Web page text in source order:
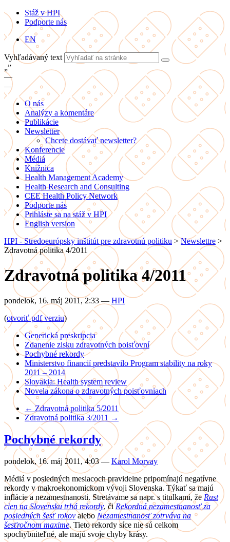
Stáž v HPI
Podporte nás
EN
Vyhľadávaný text
„”
—
—
O nás
Analýzy a komentáre
Publikácie
Newsletter
Chcete dostávať newsletter?
Konferencie
Médiá
Knižnica
Health Management Academy
Health Research and Consulting
CEE Health Policy Network
Podporte nás
Prihláste sa na stáž v HPI
English version
HPI - Stredoeurópsky inštitút pre zdravotnú politiku >Newslettre >
Zdravotná politika 4/2011
Zdravotná politika 4/2011
pondelok, 16. máj 2011, 2:33 — HPI
(otvoriť pdf verziu)
Generická preskripcia
Zdanenie zisku zdravotných poisťovní
Pochybné rekordy
Ministerstvo financií predstavilo Program stability na roky
2011 – 2014
Slovakia: Health system review
Novela zákona o zdravotných poisťovniach
← Zdravotná politika 5/2011
Zdravotná politika 3/2011 →
Pochybné rekordy
pondelok, 16. máj 2011, 4:03 — Karol Morvay
Médiá v posledných mesiacoch pravidelne pripomínajú negatívne
rekordy v makroekonomickom vývoji Slovenska. Týkať sa majú
inflácie a nezamestnanosti. Stretávame sa napr. s titulkami, že Rast
cien na Slovensku trhá rekordy, čiRekordná nezamestnanosť za
posledných šesť rokov alebo Nezamestnanosť zotrváva na
šesťročnom maxime. Tieto rekordy síce nie sú celkom
spochybniteľné, ale majú svoje chyby krásy.